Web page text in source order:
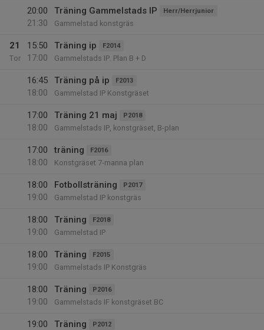
20:00
21:30
Träning Gammelstads IP Herr/Herrjunior
Gammelstad konstgräs
21
Tor
15:50
17:00
Träning ip F2014
Gammelstads IP. Plan B + D
16:45
18:00
Träning på ip F2013
Gammelstad IP Konstgräset
17:00
18:00
Träning 21 maj P2018
Gammelstads IP, konstgräset, B-plan
17:00
18:00
träning F2016
Konstgräset 7-manna plan
18:00
19:00
Fotbollsträning P2017
Gammelstad IP konstgräs
18:00
19:00
Träning F2018
Gammelstad IP
18:00
19:00
Träning F2015
Gammelstads IP Konstgräs
18:00
19:00
Träning P2016
Gammelstads IF konstgräset BC
19:00
Träning P2012